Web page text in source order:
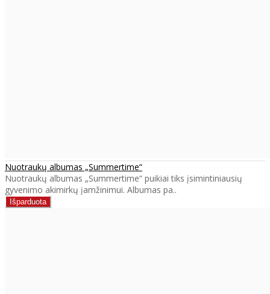
Nuotraukų albumas „Summertime“
Nuotraukų albumas „Summertime“ puikiai tiks įsimintiniausių
gyvenimo akimirkų įamžinimui. Albumas pa..